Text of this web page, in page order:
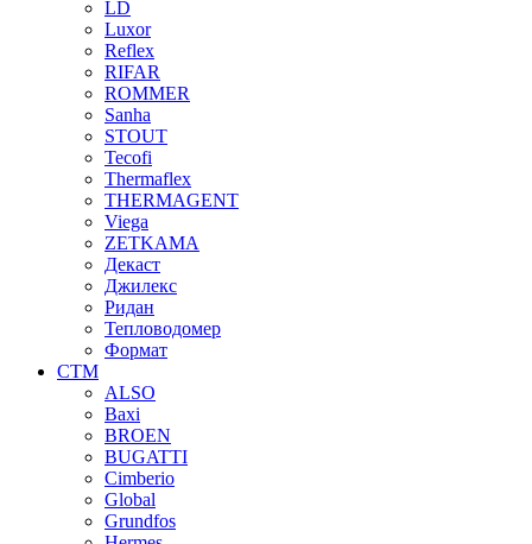
LD
Luxor
Reflex
RIFAR
ROMMER
Sanha
STOUT
Tecofi
Thermaflex
THERMAGENT
Viega
ZETKAMA
Декаст
Джилекс
Ридан
Тепловодомер
Формат
СТМ
ALSO
Baxi
BROEN
BUGATTI
Cimberio
Global
Grundfos